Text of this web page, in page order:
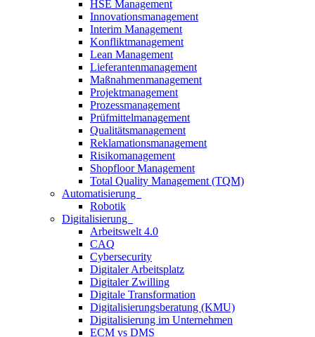
HSE Management
Innovationsmanagement
Interim Management
Konfliktmanagement
Lean Management
Lieferantenmanagement
Maßnahmenmanagement
Projektmanagement
Prozessmanagement
Prüfmittelmanagement
Qualitätsmanagement
Reklamationsmanagement
Risikomanagement
Shopfloor Management
Total Quality Management (TQM)
Automatisierung
Robotik
Digitalisierung
Arbeitswelt 4.0
CAQ
Cybersecurity
Digitaler Arbeitsplatz
Digitaler Zwilling
Digitale Transformation
Digitalisierungsberatung (KMU)
Digitalisierung im Unternehmen
ECM vs DMS